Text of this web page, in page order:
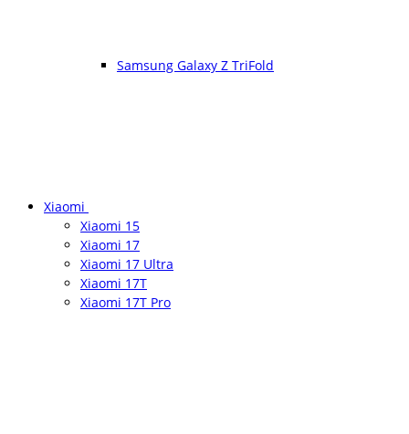
Samsung Galaxy Z TriFold
Xiaomi
Xiaomi 15
Xiaomi 17
Xiaomi 17 Ultra
Xiaomi 17T
Xiaomi 17T Pro